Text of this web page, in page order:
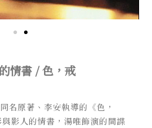
情書 / 色，戒
名原著、李安執導的《色，
影人的情書，湯唯飾演的間諜